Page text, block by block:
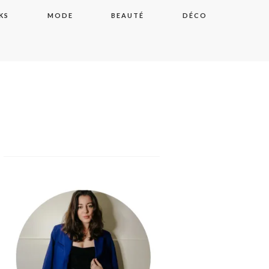
MODE BEAUTÉ DÉCO